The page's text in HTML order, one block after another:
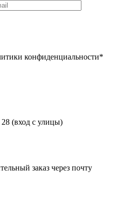
конфиденциальности*
28 (вход с улицы)
заказ через почту